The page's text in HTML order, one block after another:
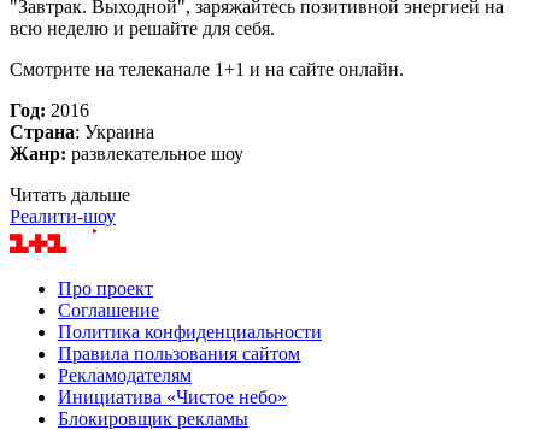
"Завтрак. Выходной", заряжайтесь позитивной энергией на
всю неделю и решайте для себя.
Смотрите на телеканале 1+1 и на сайте онлайн.
Год: 2016
Страна: Украина
Жанр: развлекательное шоу
Читать дальше
Реалити-шоу
Про проект
Соглашение
Политика конфиденциальности
Правила пользования сайтом
Рекламодателям
Инициатива «Чистое небо»
Блокировщик рекламы